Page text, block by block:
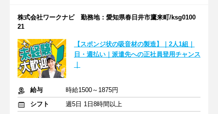
株式会社ワークナビ 勤務地：愛知県春日井市鷹来町/ksg0100
21
【スポンジ状の吸音材の製造】｜2人1組｜
日・週払い｜派遣先への正社員登用チャンス
給与
時給1500～1875円
シフト
週5日 1日8時間以上